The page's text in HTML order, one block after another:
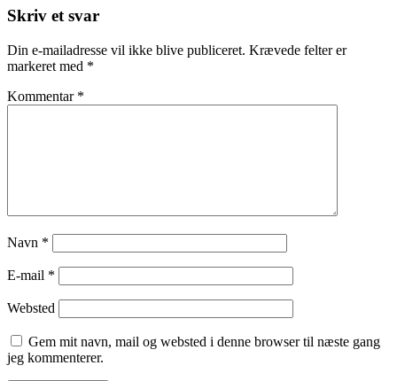
Skriv et svar
Din e-mailadresse vil ikke blive publiceret. Krævede felter er
markeret med *
Kommentar *
Navn *
E-mail *
Websted
Gem mit navn, mail og websted i denne browser til næste gang
jeg kommenterer.